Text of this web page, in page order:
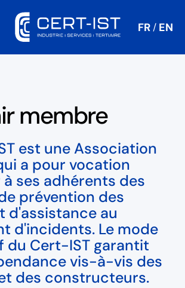
FR / EN
membre
est une Association
a pour vocation
ses adhérents des
prévention des
d'assistance au
d'incidents. Le mode
du Cert-IST garantit
vis-à-vis des
des constructeurs.